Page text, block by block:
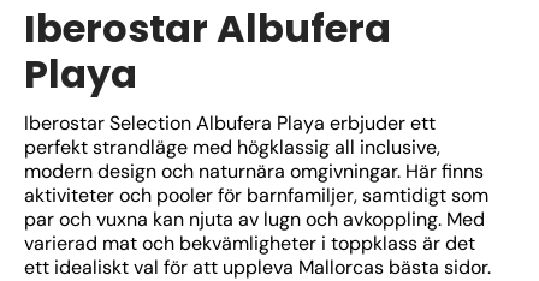
Iberostar Albufera
Playa
Iberostar Selection Albufera Playa erbjuder ett
perfekt strandläge med högklassig all inclusive,
modern design och naturnära omgivningar. Här finns
aktiviteter och pooler för barnfamiljer, samtidigt som
par och vuxna kan njuta av lugn och avkoppling. Med
varierad mat och bekvämligheter i toppklass är det
ett idealiskt val för att uppleva Mallorcas bästa sidor.